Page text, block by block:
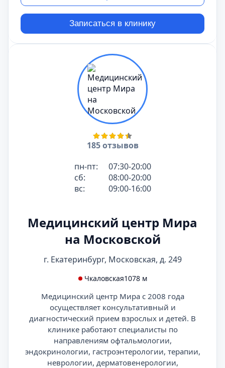
Записаться в клинику
185 отзывов
пн-пт:
07:30-20:00
сб:
08:00-20:00
вс:
09:00-16:00
Медицинский центр Мира
на Московской
г. Екатеринбург, Московская, д. 249
Чкаловская1078 м
Медицинский центр Мира с 2008 года
осуществляет консультативный и
диагностический прием взрослых и детей. В
клинике работают специалисты по
направлениям офтальмологии,
эндокринологии, гастроэнтерологии, терапии,
неврологии, дерматовенерологии,